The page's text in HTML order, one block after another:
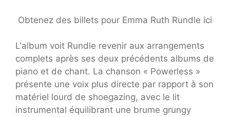
Obtenez des billets pour Emma Ruth Rundle ici
L'album voit Rundle revenir aux arrangements
complets après ses deux précédents albums de
piano et de chant. La chanson « Powerless »
présente une voix plus directe par rapport à son
matériel lourd de shoegazing, avec le lit
instrumental équilibrant une brume grungy